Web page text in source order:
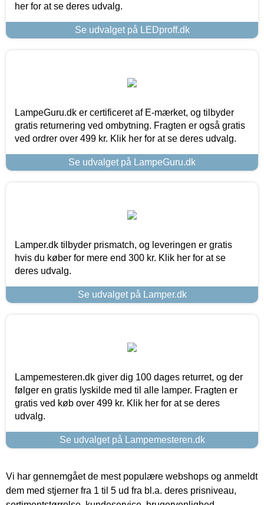
her for at se deres udvalg.
Se udvalget på LEDproff.dk
LampeGuru.dk er certificeret af E-mærket, og tilbyder
gratis returnering ved ombytning. Fragten er også gratis
ved ordrer over 499 kr. Klik her for at se deres udvalg.
Se udvalget på LampeGuru.dk
Lamper.dk tilbyder prismatch, og leveringen er gratis
hvis du køber for mere end 300 kr. Klik her for at se
deres udvalg.
Se udvalget på Lamper.dk
Lampemesteren.dk giver dig 100 dages returret, og der
følger en gratis lyskilde med til alle lamper. Fragten er
gratis ved køb over 499 kr. Klik her for at se deres
udvalg.
Se udvalget på Lampemesteren.dk
Vi har gennemgået de mest populære webshops og anmeldt
dem med stjerner fra 1 til 5 ud fra bl.a. deres prisniveau,